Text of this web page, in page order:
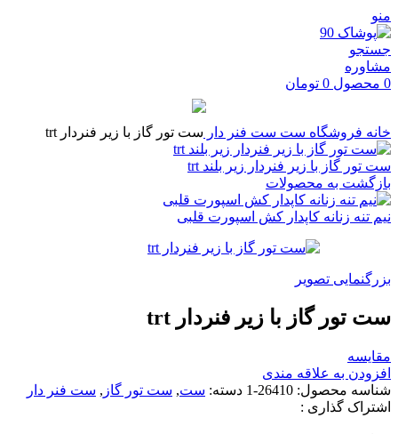
منو
جستجو
مشاوره
0 محصول 0 تومان
خانه فروشگاه ست ست فنر دار ست تور گاز با زیر فنردار trt
ست تور گاز با زیر فنردار زیر بلند trt
بازگشت به محصولات
نیم تنه زنانه کاپدار کش اسپورت قلبی
بزرگنمایی تصویر
ست تور گاز با زیر فنردار trt
مقایسه
افزودن به علاقه مندی
شناسه محصول: 26410-1 دسته: ست, ست تور گاز , ست فنر دار
اشتراک گذاری :